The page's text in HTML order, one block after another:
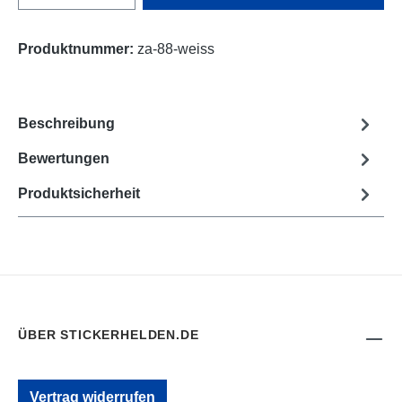
Produktnummer: za-88-weiss
Beschreibung
Bewertungen
Produktsicherheit
ÜBER STICKERHELDEN.DE
Vertrag widerrufen